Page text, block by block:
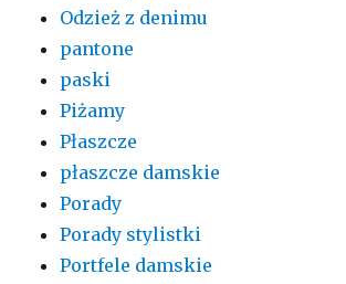
Odzież z denimu
pantone
paski
Piżamy
Płaszcze
płaszcze damskie
Porady
Porady stylistki
Portfele damskie